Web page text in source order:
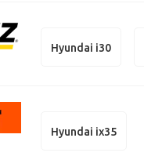
Hyundai i30
Hyundai ix35